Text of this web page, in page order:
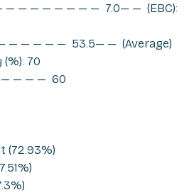
— — — — — — — — 7.0— — (EBC):
— — — — — 53.5— — (Average)
70
— — — — 60
(72.93%)